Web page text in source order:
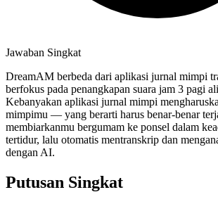
Jawaban Singkat
DreamAM berbeda dari aplikasi jurnal mimpi
berfokus pada penangkapan suara jam 3 pagi
Kebanyakan aplikasi jurnal mimpi
mimpimu — yang berarti harus benar-benar
membiarkanmu bergumam ke ponsel dalam
tertidur, lalu otomatis mentranskrip dan
dengan AI.
Putusan Singkat